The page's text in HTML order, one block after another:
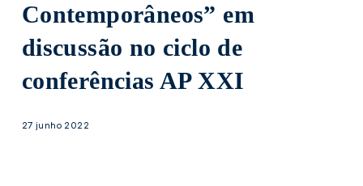
Contemporâneos” em
discussão no ciclo de
conferências AP XXI
27 junho 2022